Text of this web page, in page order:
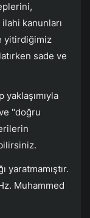
ilahi kanunları
yitirdiğimiz
sade ve
"doğru
yaratmamıştır.
Muhammed